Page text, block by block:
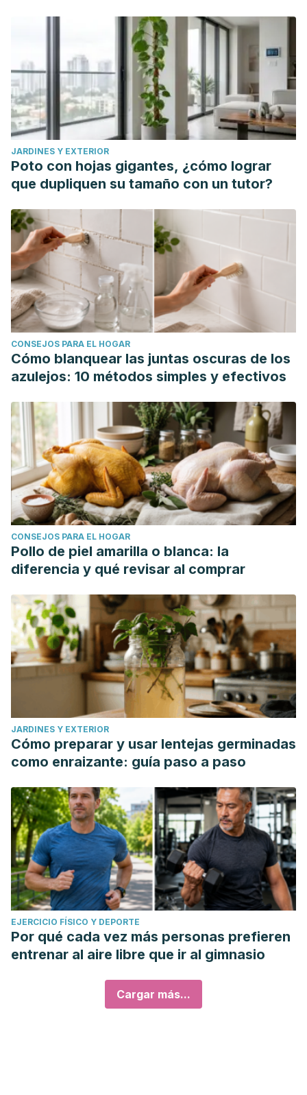
JARDINES Y EXTERIOR
Poto con hojas gigantes, ¿cómo lograr
que dupliquen su tamaño con un tutor?
CONSEJOS PARA EL HOGAR
Cómo blanquear las juntas oscuras de los
azulejos: 10 métodos simples y efectivos
CONSEJOS PARA EL HOGAR
Pollo de piel amarilla o blanca: la
diferencia y qué revisar al comprar
JARDINES Y EXTERIOR
Cómo preparar y usar lentejas germinadas
como enraizante: guía paso a paso
EJERCICIO FÍSICO Y DEPORTE
Por qué cada vez más personas prefieren
entrenar al aire libre que ir al gimnasio
Cargar más...